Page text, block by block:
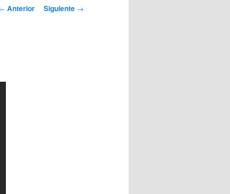
Anterior Siguiente →